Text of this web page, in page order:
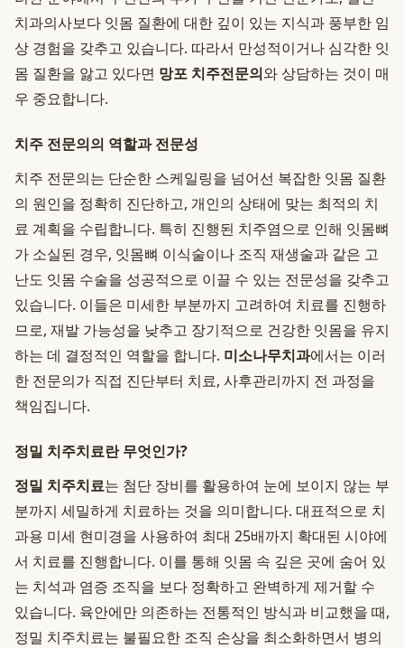
치과의사보다 잇몸 질환에 대한 깊이 있는 지식과 풍부한 임
상 경험을 갖추고 있습니다. 따라서 만성적이거나 심각한 잇
몸 질환을 앓고 있다면 망포 치주전문의와 상담하는 것이 매
우 중요합니다.
치주 전문의의 역할과 전문성
치주 전문의는 단순한 스케일링을 넘어선 복잡한 잇몸 질환
의 원인을 정확히 진단하고, 개인의 상태에 맞는 최적의 치
료 계획을 수립합니다. 특히 진행된 치주염으로 인해 잇몸뼈
가 소실된 경우, 잇몸뼈 이식술이나 조직 재생술과 같은 고
난도 잇몸 수술을 성공적으로 이끌 수 있는 전문성을 갖추고
있습니다. 이들은 미세한 부분까지 고려하여 치료를 진행하
므로, 재발 가능성을 낮추고 장기적으로 건강한 잇몸을 유지
하는 데 결정적인 역할을 합니다. 미소나무치과에서는 이러
한 전문의가 직접 진단부터 치료, 사후관리까지 전 과정을
책임집니다.
정밀 치주치료란 무엇인가?
정밀 치주치료는 첨단 장비를 활용하여 눈에 보이지 않는 부
분까지 세밀하게 치료하는 것을 의미합니다. 대표적으로 치
과용 미세 현미경을 사용하여 최대 25배까지 확대된 시야에
서 치료를 진행합니다. 이를 통해 잇몸 속 깊은 곳에 숨어 있
는 치석과 염증 조직을 보다 정확하고 완벽하게 제거할 수
있습니다. 육안에만 의존하는 전통적인 방식과 비교했을 때,
정밀 치주치료는 불필요한 조직 손상을 최소화하면서 병의